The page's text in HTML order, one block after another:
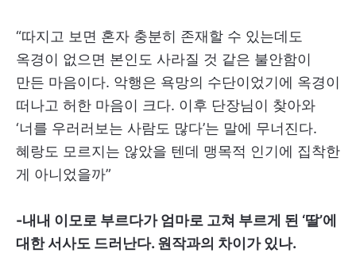
“따지고 보면 혼자 충분히 존재할 수 있는데도
옥경이 없으면 본인도 사라질 것 같은 불안함이
만든 마음이다. 악행은 욕망의 수단이었기에 옥경이
떠나고 허한 마음이 크다. 이후 단장님이 찾아와
‘너를 우러러보는 사람도 많다’는 말에 무너진다.
혜랑도 모르지는 않았을 텐데 맹목적 인기에 집착한
게 아니었을까”
-내내 이모로 부르다가 엄마로 고쳐 부르게 된 ‘딸’에
대한 서사도 드러난다. 원작과의 차이가 있나.